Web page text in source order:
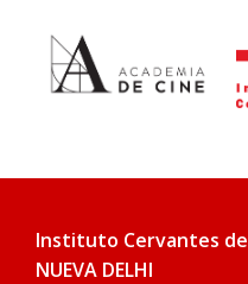
Instituto Cervantes de
NUEVA DELHI